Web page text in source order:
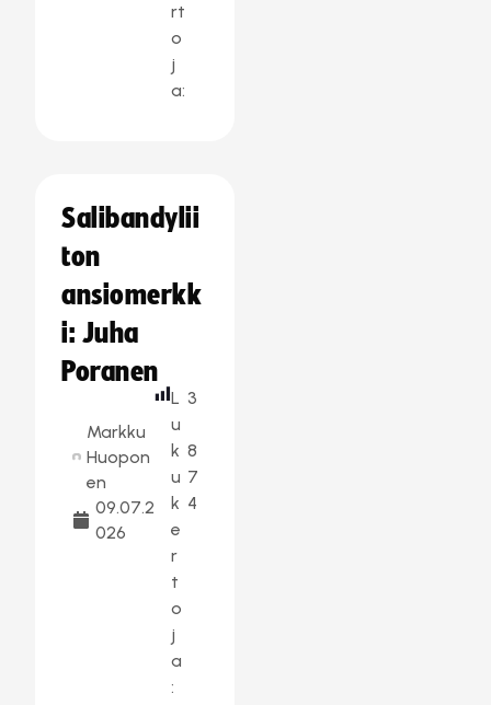
rt
o
j
a:
Salibandylii
ton
ansiomerkk
i: Juha
Poranen
Markku
Huopon
en
09.07.2
026
L
u
k
u
k
e
r
t
o
j
a
:
3
8
7
4